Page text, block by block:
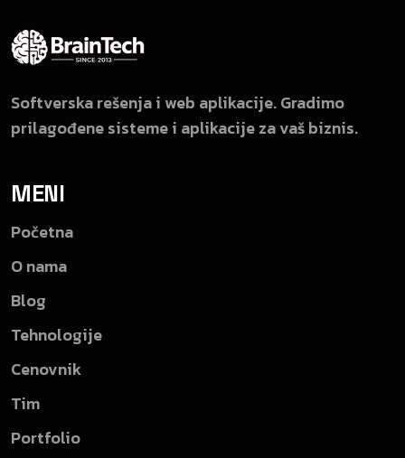
Softverska rešenja i web aplikacije. Gradimo
prilagođene sisteme i aplikacije za vaš biznis.
MENI
Početna
O nama
Blog
Tehnologije
Cenovnik
Tim
Portfolio